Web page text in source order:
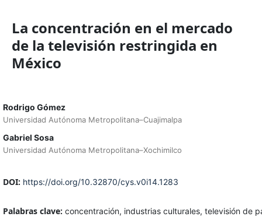
La concentración en el mercado
de la televisión restringida en
México
Rodrigo Gómez
Universidad Autónoma Metropolitana–Cuajimalpa
Gabriel Sosa
Universidad Autónoma Metropolitana–Xochimilco
DOI: https://doi.org/10.32870/cys.v0i14.1283
Palabras clave: concentración, industrias culturales, televisión de